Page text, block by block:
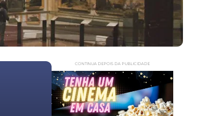
CONTINUA DEPOIS DA PUBLICIDADE